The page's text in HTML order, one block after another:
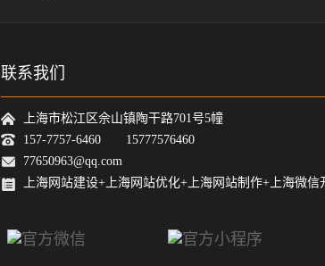
联系我们
上海市松江区佘山镇陶干路701号5幢
157-7757-6460 15777576460
77650963@qq.com
上海网站建设+上海网站优化+上海网站制作+上海微信